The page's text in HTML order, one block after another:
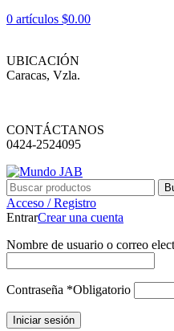
0 artículos $0.00
UBICACIÓN
Caracas, Vzla.
CONTÁCTANOS
0424-2524095
Acceso / Registro
EntrarCrear una cuenta
Nombre de usuario o correo
Contraseña *Obligatorio
Iniciar sesión